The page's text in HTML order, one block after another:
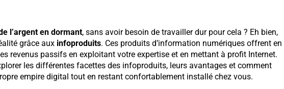
l’argent en dormant, sans avoir besoin de travailler dur pour cela ? Eh bien,
grâce aux infoproduits. Ces produits d’information numériques offrent en
revenus passifs en exploitant votre expertise et en mettant à profit Internet.
les différentes facettes des infoproduits, leurs avantages et comment
empire digital tout en restant confortablement installé chez vous.